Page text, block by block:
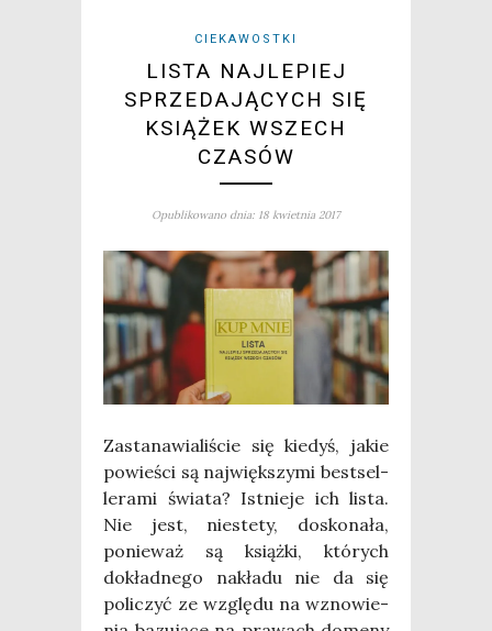
CIEKAWOSTKI
LISTA NAJLEPIEJ
SPRZEDAJĄCYCH SIĘ
KSIĄŻEK WSZECH
CZASÓW
Opublikowano dnia: 18 kwietnia 2017
Zasta­na­wia­li­ście się kie­dyś, jakie
powie­ści są naj­więk­szy­mi best­sel­
le­ra­mi świa­ta? Ist­nie­je ich lista.
Nie jest, nie­ste­ty, dosko­na­ła,
ponie­waż są książ­ki, któ­rych
dokład­ne­go nakła­du nie da się
poli­czyć ze wzglę­du na wzno­wie­